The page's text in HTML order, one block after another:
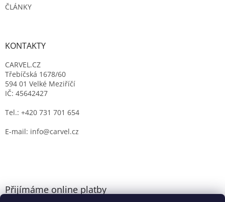
ČLÁNKY
KONTAKTY
CARVEL.CZ
Třebíčská 1678/60
594 01 Velké Meziříčí
IČ: 45642427
Tel.: +420 731 701 654
E-mail: info@carvel.cz
Přijímáme online platby